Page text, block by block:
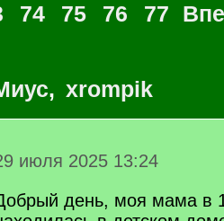
74 75 76 77
, xrompik
июля 2025 13:24
день, моя мама в